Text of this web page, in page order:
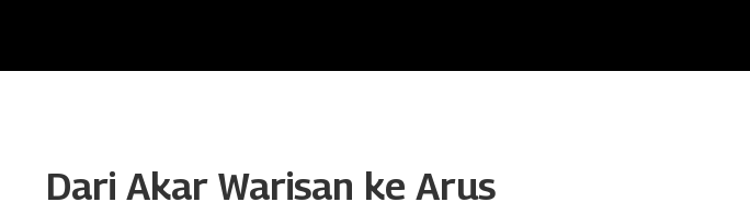
Dari Akar Warisan ke Arus